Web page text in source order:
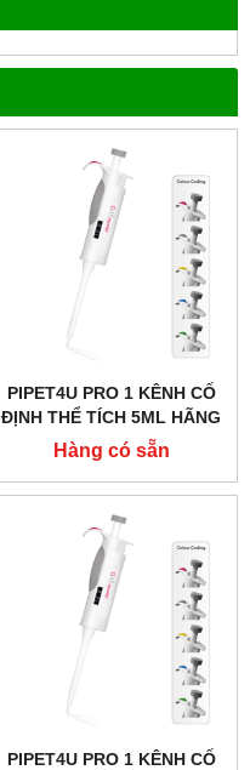
PIPET4U PRO 1 KÊNH CỐ
ĐỊNH THỂ TÍCH 5ML HÃNG
AHN - ĐỨC
Hàng có sẵn
PIPET4U PRO 1 KÊNH CỐ